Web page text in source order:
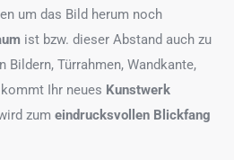
um das Bild herum noch
ist bzw. dieser Abstand auch zu
Bildern, Türrahmen, Wandkante,
Ihr neues Kunstwerk
zum eindrucksvollen Blickfang